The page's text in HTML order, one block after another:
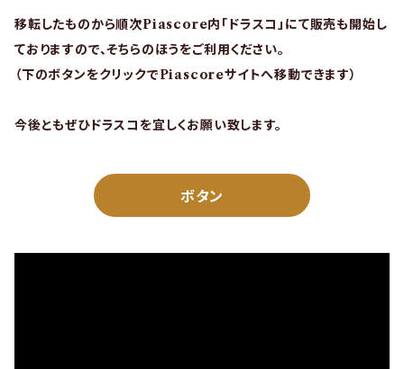
移転したものから順次Piascore内「ドラスコ」にて販売も開始し
ておりますので、そちらのほうをご利用ください。
（下のボタンをクリックでPiascoreサイトへ移動できます）
今後ともぜひドラスコを宜しくお願い致します。
ボタン